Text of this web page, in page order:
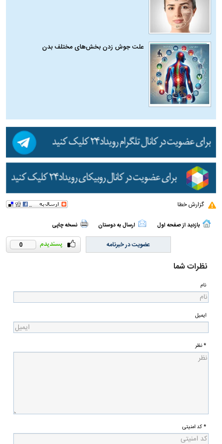
علت جوش زدن بخش‌های مختلف بدن
گزارش خطا
بازدید از صفحه اول ارسال به دوستان نسخه چاپی
0 عضویت در خبرنامه
نظرات شما
نام
ایمیل
* نظر
* کد امنیتی